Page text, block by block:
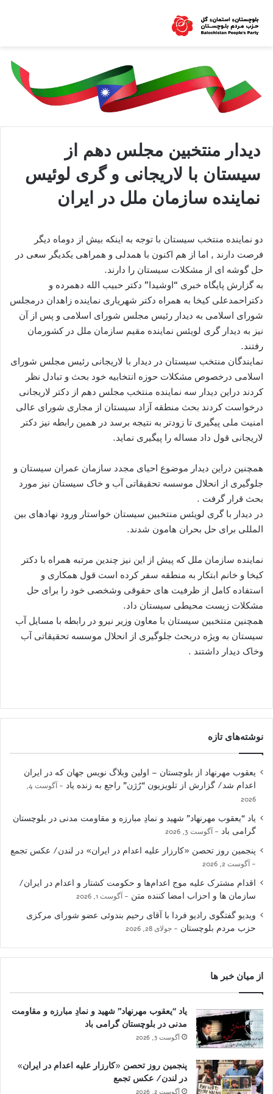
دیدار منتخبین مجلس دهم از
سیستان با لاریجانی و گری لوئیس
نماینده سازمان ملل در ایران
دو نماینده منتخب سیستان با توجه به اینکه بیش از دوماه دیگر
فرصت دارند , اما از هم اکنون با همدلی و همراهی یکدیگر سعی در
حل گوشه ای از مشکلات سیستان را دارند.
به گزارش پایگاه خبری “اوشیدا” دکتر حبیب الله دهمرده و
دکتراحمدعلی کیخا به همراه دکتر شهریاری نماینده زاهدان درمجلس
شورای اسلامی به دیدار رئیس مجلس شورای اسلامی و پس از آن
نیز به دیدار گری لویئس نماینده مقیم سازمان ملل در کشورمان
رفتند.
نمایندگان منتخب سیستان در دیدار با لاریجانی رئیس مجلس شورای
اسلامی درخصوص مشکلات حوزه انتخابیه خود بحث و تبادل نظر
کردند دراین دیدار سه نماینده منتخب مجلس دهم از دکتر لاریجانی
درخواست کردند بحث منطقه آزاد سیستان از مجاری شورای عالی
امنیت ملی پیگیری تا زودتر به نتیجه برسد در همین رابطه نیز دکتر
لاریجانی قول داد مساله را پیگیری نماید.
همچنین دراین دیدار موضوع احیای مجدد سازمان عمران سیستان و
جلوگیری از انحلال موسسه تحقیقاتی آب و خاک سیستان نیز مورد
بحث قرار گرفت .
در دیدار با گری لویئس منتخبین سیستان خواستار ورود نهادهای بین
المللی برای حل بحران هامون شدند.
نماینده سازمان ملل که پیش از این نیز چندین مرتبه همراه با دکتر
کیخا و خانم ابتکار به منطقه سفر کرده است قول همکاری و
استفاده کامل از ظرفیت های حقوقی وشخصی خود را برای حل
مشکلات زیست محیطی سیستان داد.
همچنین منتخبین سیستان با معاون وزیر نیرو در رابطه با مسایل آب
سیستان به ویژه دربحث جلوگیری از انحلال موسسه تحقیقاتی آب
وخاک دیدار داشتند .
نوشته‌های تازه
یعقوب مهرنهاد از بلوچستان – اولین وبلاگ نویس جهان که در ایران
اعدام شد/ گزارش از تلویزیون “رُژن” راجع به زنده یاد
آگوست 4,
2026
یاد “یعقوب مهرنهاد” شهید و نمادِ مبارزه و مقاومت مدنی در بلوچستان
گرامی باد
آگوست 3, 2026
پنجمین روز تحصن «کارزار علیه اعدام در ایران» در لندن/ عکس تجمع
آگوست 2, 2026
اقدام مشترک علیه موج اعدام‌ها و حکومت کشتار و اعدام در ایران/
سازمان ها و احزاب امضا کننده متن
آگوست 1, 2026
ویدیو گفتگوی رادیو فردا با آقای رحیم بندوئی عضو شورای مرکزی
حزب مردم بلوچستان
جولای 28, 2026
از میان خبر ها
یاد “یعقوب مهرنهاد” شهید و نمادِ مبارزه و مقاومت
مدنی در بلوچستان گرامی باد
آگوست 3, 2026
پنجمین روز تحصن «کارزار علیه اعدام در ایران»
در لندن/ عکس تجمع
آگوست 2, 2026